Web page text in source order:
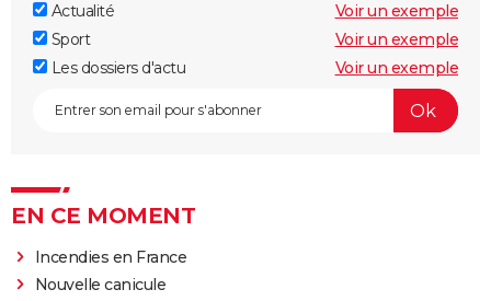
Actualité
Voir un exemple
Sport
Voir un exemple
Les dossiers d'actu
Voir un exemple
EN CE MOMENT
Incendies en France
Nouvelle canicule